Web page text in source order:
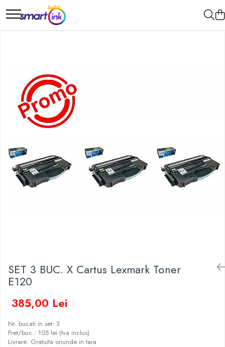
SET 3 BUC. X Cartus Lexmark Toner
E120
385,00 Lei
Nr. bucati in set: 3
Pret/buc.: 105 lei (tva inclus)
Livrare: Gratuita oriunde in tara